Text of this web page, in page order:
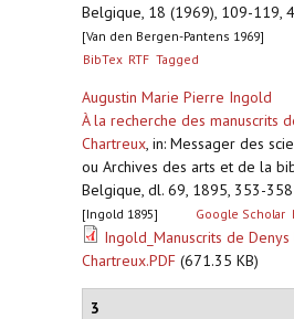
Belgique, 18 (1969), 109-119,
[Van den Bergen-Pantens 1969]
BibTex RTF Tagged
Augustin Marie Pierre Ingold
À la recherche des manuscrits
Chartreux, in: Messager des
ou Archives des arts et de la
Belgique, dl. 69, 1895, 353-358
[Ingold 1895] Google Scholar
Ingold_Manuscrits de Denys
Chartreux.PDF (671.35 KB)
3